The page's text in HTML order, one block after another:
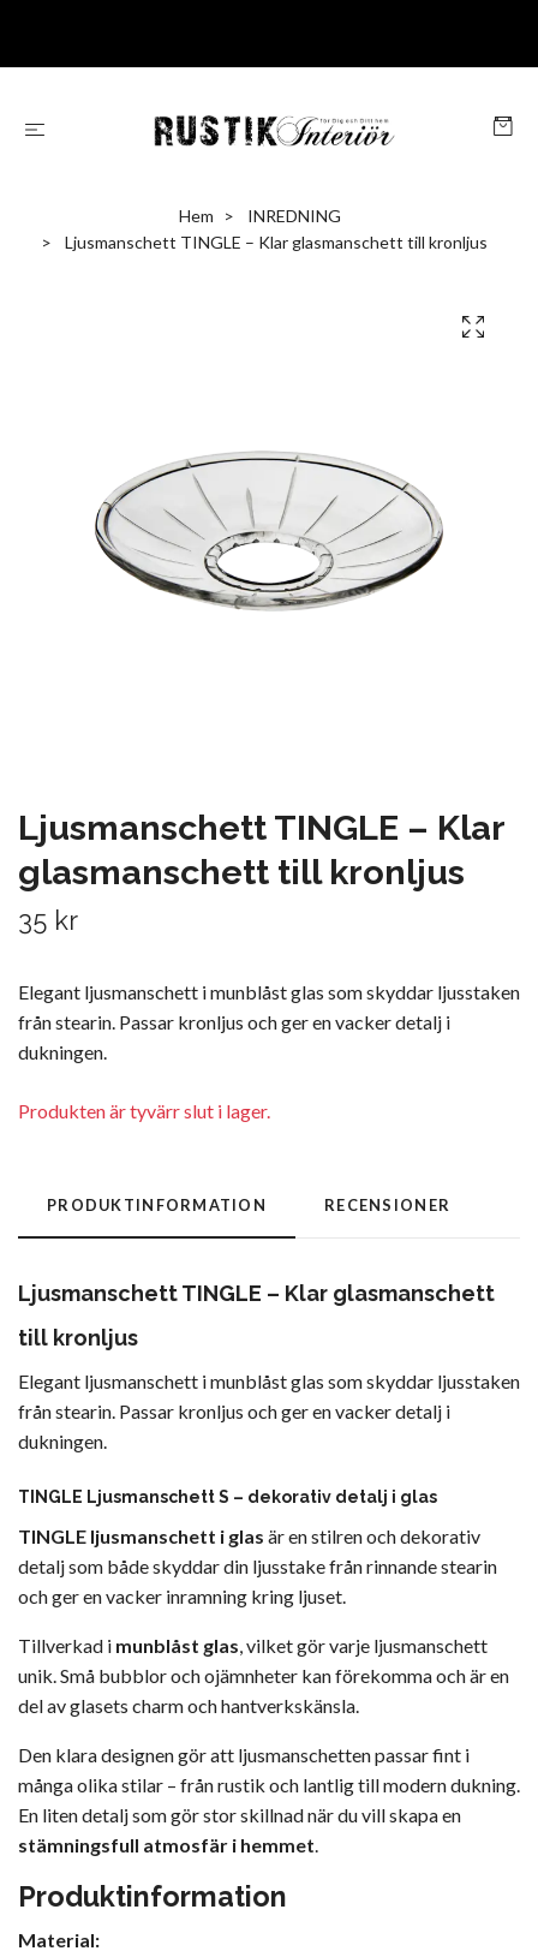
Hem
INREDNING
Ljusmanschett TINGLE – Klar glasmanschett till kronljus
Ljusmanschett TINGLE – Klar
glasmanschett till kronljus
35 kr
Elegant ljusmanschett i munblåst glas som skyddar ljusstaken
från stearin. Passar kronljus och ger en vacker detalj i
dukningen.
Produkten är tyvärr slut i lager.
PRODUKTINFORMATION RECENSIONER
Ljusmanschett TINGLE – Klar glasmanschett
till kronljus
Elegant ljusmanschett i munblåst glas som skyddar ljusstaken
från stearin. Passar kronljus och ger en vacker detalj i
dukningen.
TINGLE Ljusmanschett S – dekorativ detalj i glas
TINGLE ljusmanschett i glas är en stilren och dekorativ
detalj som både skyddar din ljusstake från rinnande stearin
och ger en vacker inramning kring ljuset.
Tillverkad i munblåst glas, vilket gör varje ljusmanschett
unik. Små bubblor och ojämnheter kan förekomma och är en
del av glasets charm och hantverkskänsla.
Den klara designen gör att ljusmanschetten passar fint i
många olika stilar – från rustik och lantlig till modern dukning.
En liten detalj som gör stor skillnad när du vill skapa en
stämningsfull atmosfär i hemmet.
Produktinformation
Material: